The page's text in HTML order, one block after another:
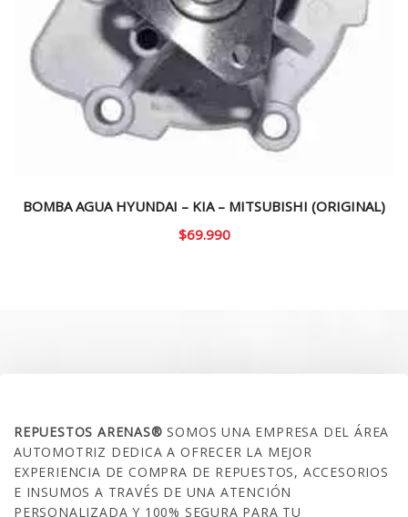
BOMBA AGUA HYUNDAI – KIA – MITSUBISHI (ORIGINAL)
$69.990
REPUESTOS ARENAS®SOMOS UNA EMPRESA DEL ÁREA
AUTOMOTRIZ DEDICA A OFRECER LA MEJOR
EXPERIENCIA DE COMPRA DE REPUESTOS, ACCESORIOS
E INSUMOS A TRAVÉS DE UNA ATENCIÓN
PERSONALIZADA Y 100% SEGURA PARA TU